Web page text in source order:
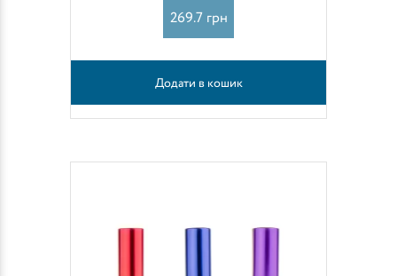
269.7 грн
Додати в кошик